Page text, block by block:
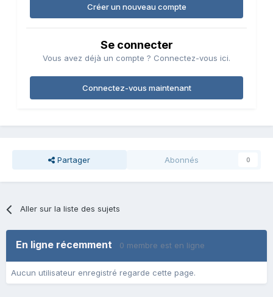
Créer un nouveau compte
Se connecter
Vous avez déjà un compte ? Connectez-vous ici.
Connectez-vous maintenant
Partager Abonnés 0
Aller sur la liste des sujets
En ligne récemment 0 membre est en ligne
Aucun utilisateur enregistré regarde cette page.